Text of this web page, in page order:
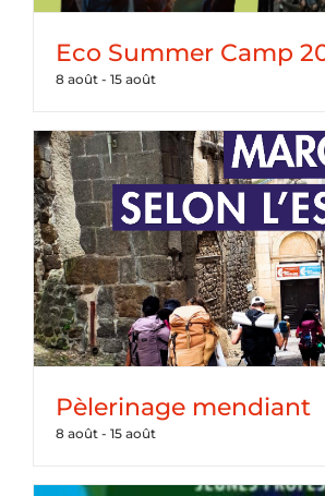
Eco Summer Camp
8 août - 15 août
Pèlerinage mendiant
8 août - 15 août